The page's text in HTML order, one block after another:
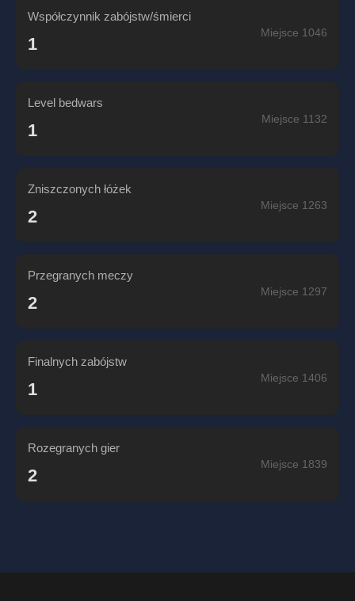
Współczynnik zabójstw/śmierci
1
Miejsce 1046
Level bedwars
1
Miejsce 1132
Zniszczonych łóżek
2
Miejsce 1263
Przegranych meczy
2
Miejsce 1297
Finalnych zabójstw
1
Miejsce 1406
Rozegranych gier
2
Miejsce 1839